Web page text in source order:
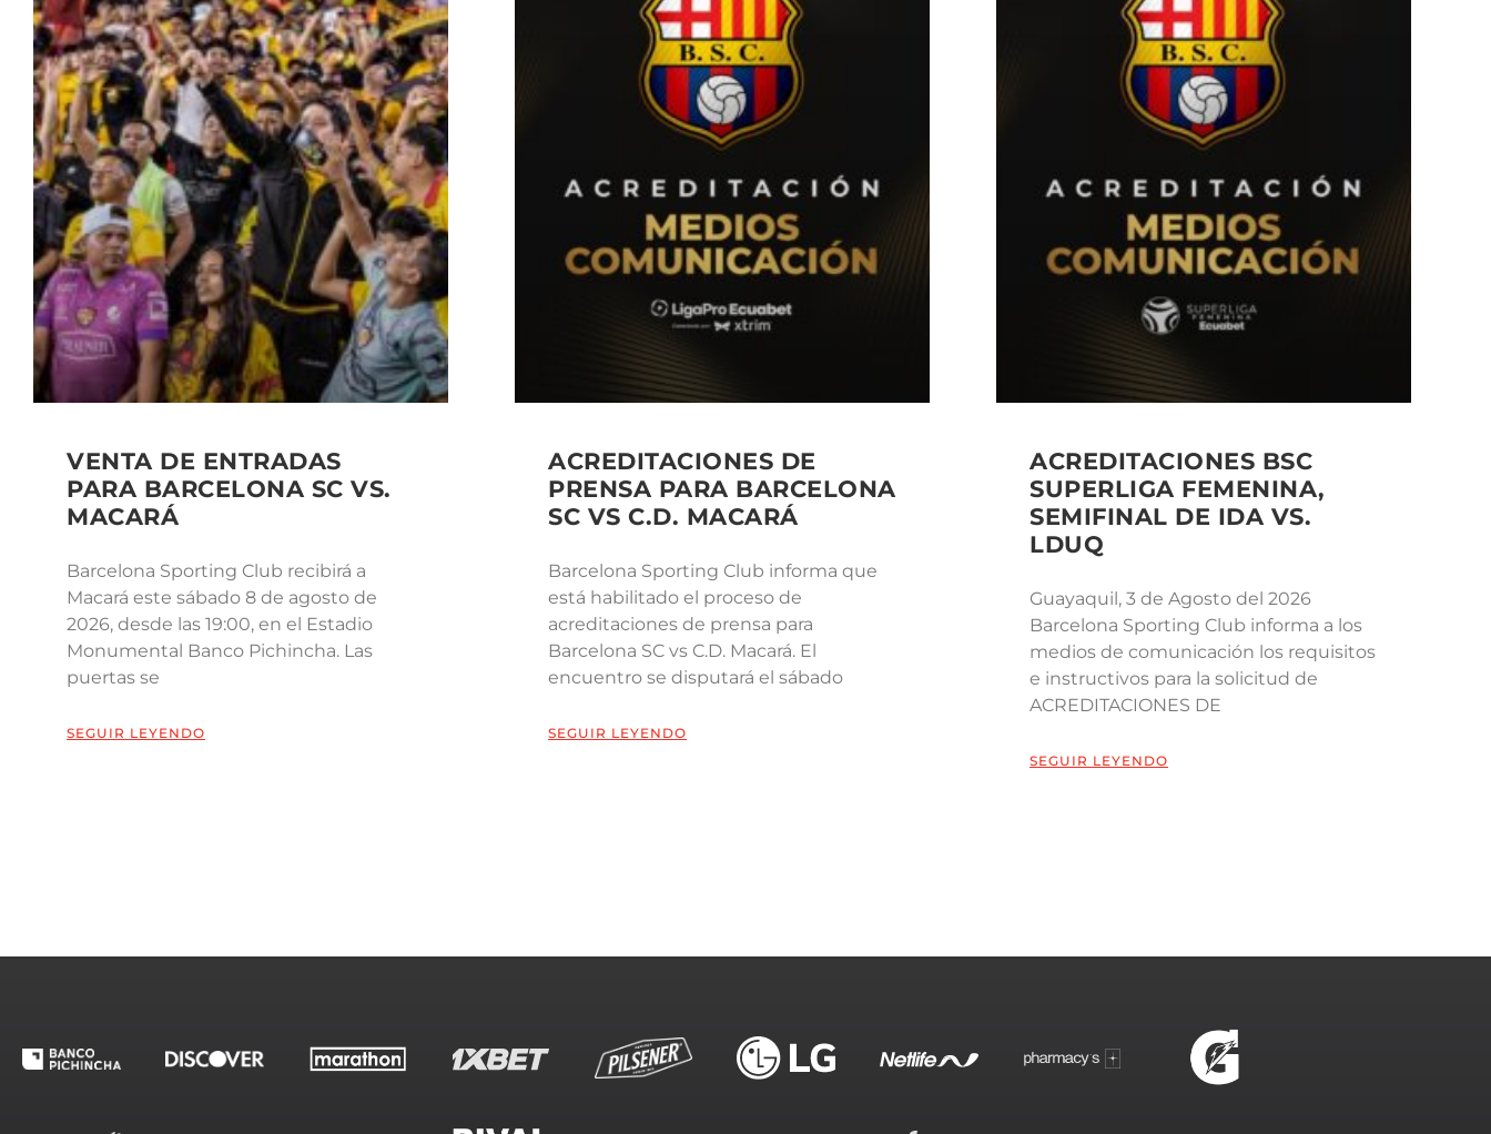
VENTA DE ENTRADAS
PARA BARCELONA SC VS.
MACARÁ
Barcelona Sporting Club recibirá a
Macará este sábado 8 de agosto de
2026, desde las 19:00, en el Estadio
Monumental Banco Pichincha. Las
puertas se
SEGUIR LEYENDO
ACREDITACIONES DE
PRENSA PARA BARCELONA
SC VS C.D. MACARÁ
Barcelona Sporting Club informa que
está habilitado el proceso de
acreditaciones de prensa para
Barcelona SC vs C.D. Macará. El
encuentro se disputará el sábado
SEGUIR LEYENDO
ACREDITACIONES BSC
SUPERLIGA FEMENINA,
SEMIFINAL DE IDA VS.
LDUQ
Guayaquil, 3 de Agosto del 2026
Barcelona Sporting Club informa a los
medios de comunicación los requisitos
e instructivos para la solicitud de
ACREDITACIONES DE
SEGUIR LEYENDO